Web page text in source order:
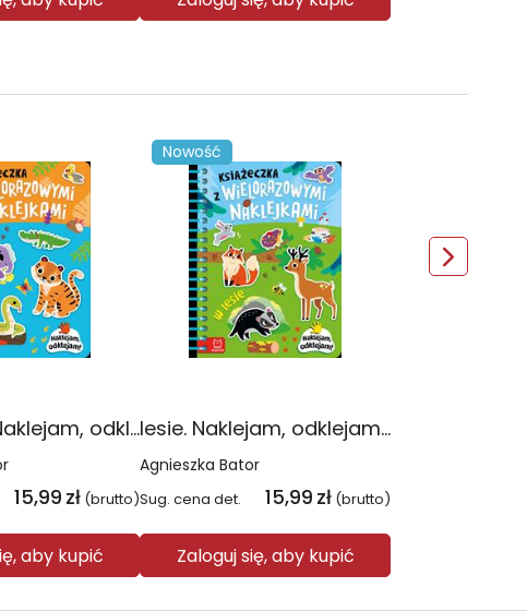
W dżungli. Naklejam, odklejam!. Książeczka z wielorazowymi naklejkami
15,99 zł (brutto)
aby kupić
Nowość
lesie. Naklejam, odklejam!. Książeczka z wielorazowymi naklejkami
Agnieszka Bator
Sug. cena det. 15,99 zł (brutto)
Zaloguj się, aby kupić